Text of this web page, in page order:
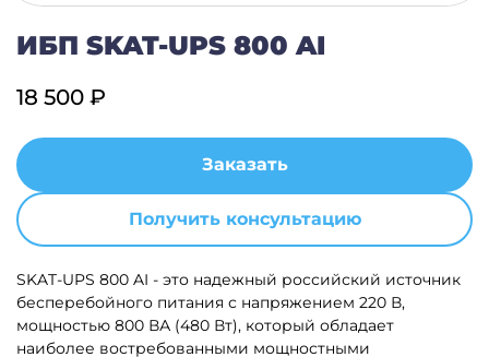
ИБП SKAT-UPS 800 AI
SKAT-UPS 800 AI - это надежный российский источник
бесперебойного питания с напряжением 220 В,
мощностью 800 ВА (480 Вт), который обладает
наиболее востребованными мощностными
18 500 ₽
Заказать
Получить консультацию